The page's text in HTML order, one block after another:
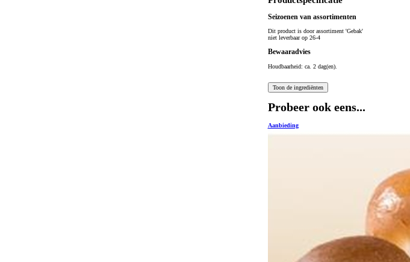
Seizoenen van assortimenten
Dit product isdoor assortiment 'Gebak'
niet leverbaar op 26-4
Bewaaradvies
Houdbaarheid: ca. 2 dag(en).
Probeer ook eens...
Aanbieding